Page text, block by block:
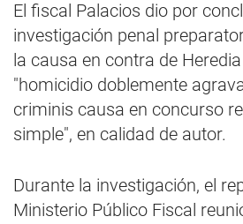
El fiscal Palacios dio por
investigación penal
la causa en contra de
"homicidio doblemente
criminis causa en concurso
simple", en calidad de autor.
Durante la investigación, el
Ministerio Público Fiscal